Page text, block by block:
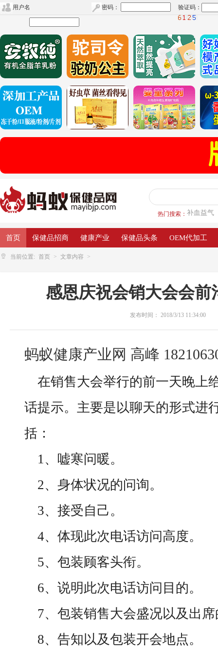
用户名 密码： 验证码：
热门搜索： 补血益气
首页 保健品招商 健康产业 保健品头条 OEM代加工
当前位置: 首页 文章内容
感恩庆祝会销大会会前
发布时间： 2018/3/13 11:34:00
蚂蚁健康产业网 高峰
在销售大会举行的前一天晚上
话提示。主要是以聊天的形式进
括：
1、嘘寒问暖。
2、身体状况的问询。
3、接受自己。
4、体现此次电话访问高度。
5、包装顾客头衔。
6、说明此次电话访问目的。
7、包装销售大会盛况以及出
8、告知以及包装开会地点。